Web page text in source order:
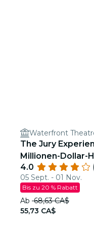
Waterfront
The Jury
Millionen-Dollar-
4.0
05 Sept. - 01 Nov.
Bis zu 20 % Rabatt
Ab 68,63 CA$
55,73 CA$